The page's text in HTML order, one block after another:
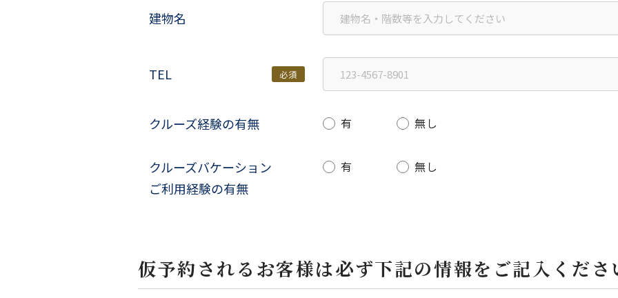
建物名
TEL 必須
クルーズ経験の有無 有 無し
クルーズバケーション
ご利用経験の有無
有 無し
仮予約されるお客様は必ず下記の情報をご記入くださ